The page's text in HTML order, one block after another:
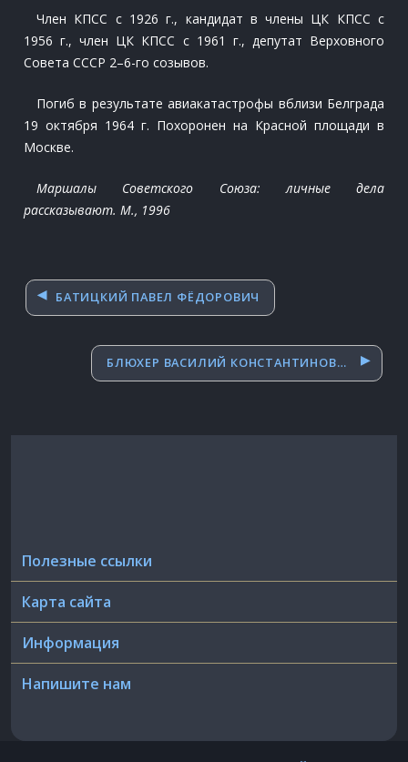
Член КПСС с 1926 г., кандидат в члены ЦК КПСС с
1956 г., член ЦК КПСС с 1961 г., депутат Верховного
Совета СССР 2–6-го созывов.
Погиб в результате авиакатастрофы вблизи Белграда
19 октября 1964 г. Похоронен на Красной площади в
Москве.
Маршалы Советского Союза: личные дела
рассказывают. М., 1996
Навигация
по
БАТИЦКИЙ ПАВЕЛ ФЁДОРОВИЧ
БЛЮХЕР ВАСИЛИЙ КОНСТАНТИНОВИЧ
Полезные ссылки
Карта сайта
Информация
Напишите нам